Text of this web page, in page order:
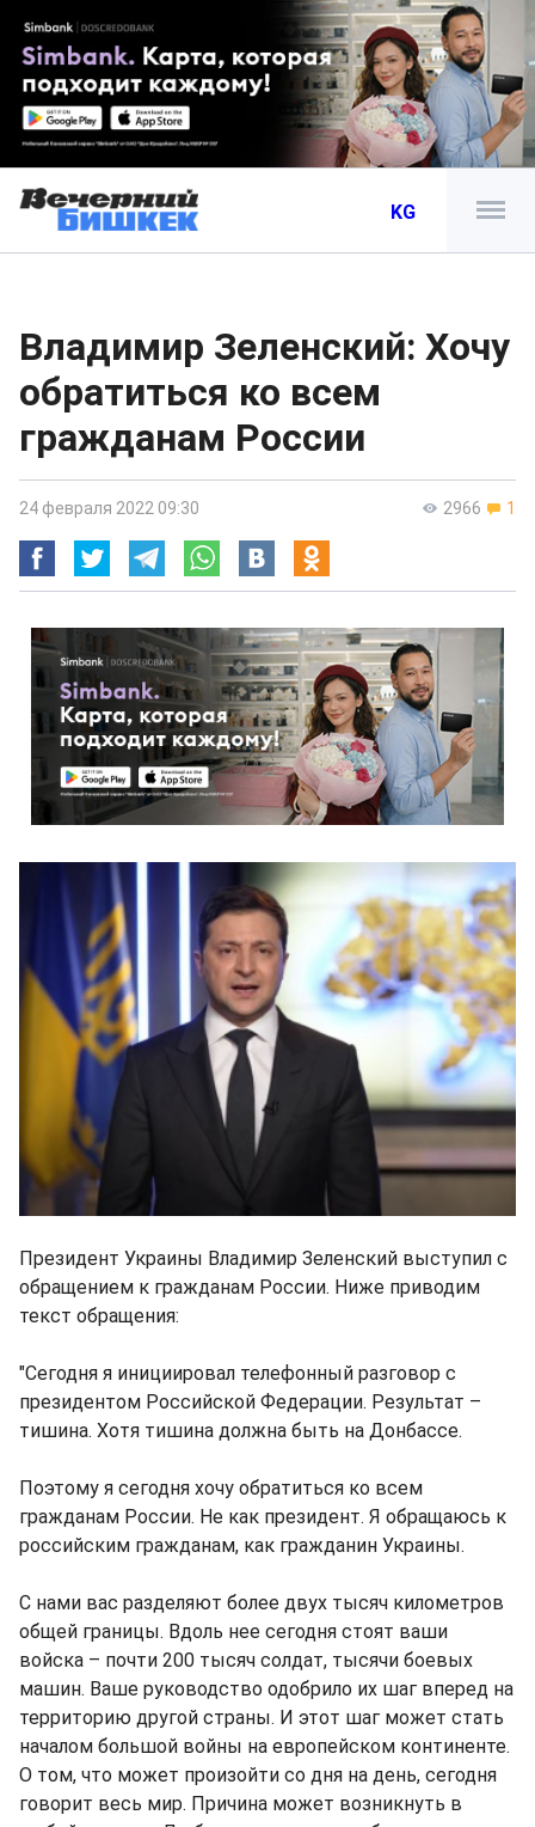
KG
Владимир Зеленский: Хочу
обратиться ко всем
гражданам России
2966 1
24 февраля 2022 09:30
Президент Украины Владимир Зеленский выступил с
обращением к гражданам России. Ниже приводим
текст обращения:
"Сегодня я инициировал телефонный разговор с
президентом Российской Федерации. Результат –
тишина. Хотя тишина должна быть на Донбассе.
Поэтому я сегодня хочу обратиться ко всем
гражданам России. Не как президент. Я обращаюсь к
российским гражданам, как гражданин Украины.
С нами вас разделяют более двух тысяч километров
общей границы. Вдоль нее сегодня стоят ваши
войска – почти 200 тысяч солдат, тысячи боевых
машин. Ваше руководство одобрило их шаг вперед на
территорию другой страны. И этот шаг может стать
началом большой войны на европейском континенте.
О том, что может произойти со дня на день, сегодня
говорит весь мир. Причина может возникнуть в